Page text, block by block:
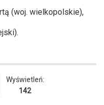
(woj. wielkopolskie),
Wyświetleń:
142